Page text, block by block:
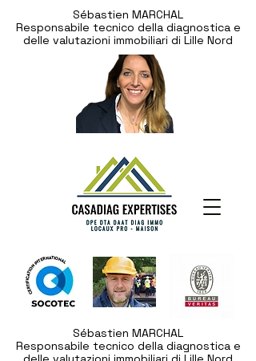
Sébastien MARCHAL
Responsabile tecnico della diagnostica e
delle valutazioni immobiliari di Lille Nord
Sébastien MARCHAL
Responsabile tecnico della diagnostica e